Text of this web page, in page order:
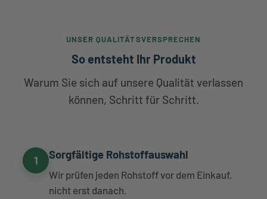
UNSER QUALITÄTSVERSPRECHEN
So entsteht Ihr Produkt
Warum Sie sich auf unsere Qualität verlassen
können, Schritt für Schritt.
1 Sorgfältige Rohstoffauswahl
Wir prüfen jeden Rohstoff vor dem Einkauf,
nicht erst danach.